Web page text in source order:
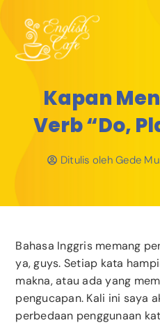
Kapan
Verb “Do,
Ditulis olehGede
Bahasa Inggris memang
ya, guys. Setiap kata
makna, atau ada yang
pengucapan. Kali ini saya
perbedaan penggunaan